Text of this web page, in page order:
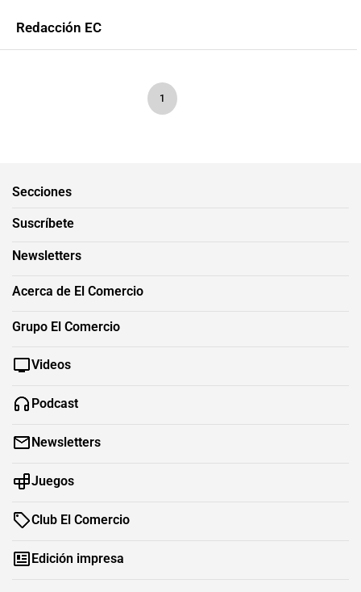
Redacción EC
1
Secciones
Suscríbete
Newsletters
Acerca de El Comercio
Grupo El Comercio
Videos
Podcast
Newsletters
Juegos
Club El Comercio
Edición impresa